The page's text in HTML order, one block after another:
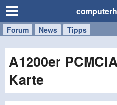
Forum News Tipps
Handy
Tablet
Windows
Mac
A1200er
Karte